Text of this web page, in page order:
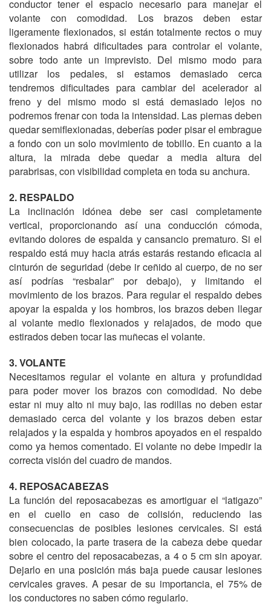
conductor tener el espacio necesario para manejar el
volante con comodidad. Los brazos deben estar
ligeramente flexionados, si están totalmente rectos o muy
flexionados habrá dificultades para controlar el volante,
sobre todo ante un imprevisto. Del mismo modo para
utilizar los pedales, si estamos demasiado cerca
tendremos dificultades para cambiar del acelerador al
freno y del mismo modo si está demasiado lejos no
podremos frenar con toda la intensidad. Las piernas deben
quedar semiflexionadas, deberías poder pisar el embrague
a fondo con un solo movimiento de tobillo. En cuanto a la
altura, la mirada debe quedar a media altura del
parabrisas, con visibilidad completa en toda su anchura.
2. RESPALDO
La inclinación idónea debe ser casi completamente
vertical, proporcionando así una conducción cómoda,
evitando dolores de espalda y cansancio prematuro. Si el
respaldo está muy hacia atrás estarás restando eficacia al
cinturón de seguridad (debe ir ceñido al cuerpo, de no ser
así podrías “resbalar” por debajo), y limitando el
movimiento de los brazos. Para regular el respaldo debes
apoyar la espalda y los hombros, los brazos deben llegar
al volante medio flexionados y relajados, de modo que
estirados deben tocar las muñecas el volante.
3. VOLANTE
Necesitamos regular el volante en altura y profundidad
para poder mover los brazos con comodidad. No debe
estar ni muy alto ni muy bajo, las rodillas no deben estar
demasiado cerca del volante y los brazos deben estar
relajados y la espalda y hombros apoyados en el respaldo
como ya hemos comentado. El volante no debe impedir la
correcta visión del cuadro de mandos.
4. REPOSACABEZAS
La función del reposacabezas es amortiguar el “latigazo”
en el cuello en caso de colisión, reduciendo las
consecuencias de posibles lesiones cervicales. Si está
bien colocado, la parte trasera de la cabeza debe quedar
sobre el centro del reposacabezas, a 4 o 5 cm sin apoyar.
Dejarlo en una posición más baja puede causar lesiones
cervicales graves. A pesar de su importancia, el 75% de
los conductores no saben cómo regularlo.